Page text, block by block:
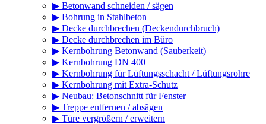
▶ Betonwand schneiden / sägen
▶ Bohrung in Stahlbeton
▶ Decke durchbrechen (Deckendurchbruch)
▶ Decke durchbrechen im Büro
▶ Kernbohrung Betonwand (Sauberkeit)
▶ Kernbohrung DN 400
▶ Kernbohrung für Lüftungsschacht / Lüftungsrohre
▶ Kernbohrung mit Extra-Schutz
▶ Neubau: Betonschnitt für Fenster
▶ Treppe entfernen / absägen
▶ Türe vergrößern / erweitern